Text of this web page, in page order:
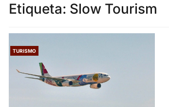
Etiqueta: Slow Tourism
TURISMO